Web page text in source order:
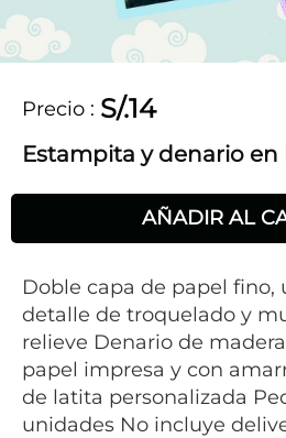
Precio : S/.14
Estampita y denario en
AÑADIR AL
Doble capa de papel fino,
detalle de troquelado y
relieve Denario de
papel impresa y con
de latita personalizada
unidades No incluye